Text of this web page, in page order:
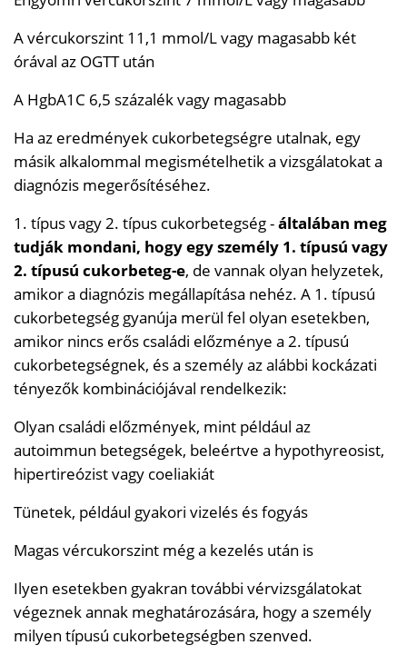
A vércukorszint 11,1 mmol/L vagy magasabb két
órával az OGTT után
A HgbA1C 6,5 százalék vagy magasabb
Ha az eredmények cukorbetegségre utalnak, egy
másik alkalommal megismételhetik a vizsgálatokat a
diagnózis megerősítéséhez.
1. típus vagy 2. típus cukorbetegség -általában meg
tudják mondani, hogy egy személy 1. típusú vagy
2. típusú cukorbeteg-e, de vannak olyan helyzetek,
amikor a diagnózis megállapítása nehéz. A 1. típusú
cukorbetegség gyanúja merül fel olyan esetekben,
amikor nincs erős családi előzménye a 2. típusú
cukorbetegségnek, és a személy az alábbi kockázati
tényezők kombinációjával rendelkezik:
Olyan családi előzmények, mint például az
autoimmun betegségek, beleértve a hypothyreosist,
hipertireózist vagy coeliakiát
Tünetek, például gyakori vizelés és fogyás
Magas vércukorszint még a kezelés után is
Ilyen esetekben gyakran további vérvizsgálatokat
végeznek annak meghatározására, hogy a személy
milyen típusú cukorbetegségben szenved.